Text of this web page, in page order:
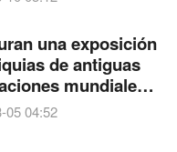
una exposición
de antiguas
mundiales
05 04:52